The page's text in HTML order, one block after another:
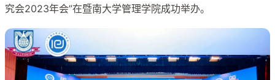
究会2023年会”在暨南大学管理学院成功举办。